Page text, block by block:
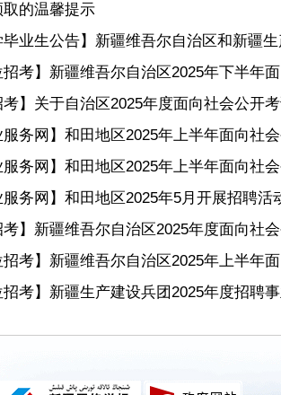
的温馨提示
毕业生公告】新疆维吾尔自治区和新疆
招考】新疆维吾尔自治区2025年下半年
考】关于自治区2025年度面向社会公
服务网】和田地区2025年上半年面向社
服务网】和田地区2025年上半年面向
服务网】和田地区2025年5月开展招聘活
考】新疆维吾尔自治区2025年度面向社
招考】新疆维吾尔自治区2025年上半年
招考】新疆生产建设兵团2025年度招聘